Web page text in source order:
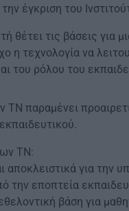
έγκριση του
θέτει τις βάσεις για
η τεχνολογία να
του ρόλου του
ΤΝ παραμένει
ΤΝ:
αποκλειστικά για
την εποπτεία
βάση για